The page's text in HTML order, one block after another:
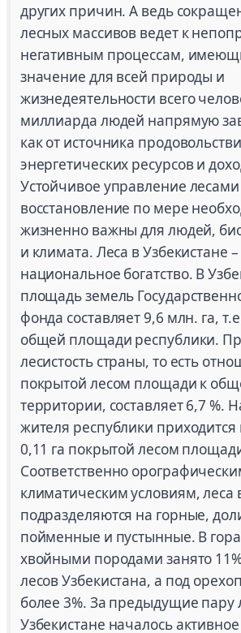
других причин. А ведь
лесных массивов ведет к
негативным процессам,
значение для всей природы и
жизнедеятельности всего
миллиарда людей напрямую
как от источника
энергетических ресурсов и
Устойчивое управление
восстановление по мере
жизненно важны для людей,
и климата. Леса в Узбекистане
национальное богатство. В
площадь земель
фонда составляет 9,6 млн. га,
общей площади республики.
лесистость страны, то есть
покрытой лесом площади к
территории, составляет 6,7 %.
жителя республики
0,11 га покрытой лесом
Соответственно
климатическим условиям, леса
подразделяются на горные,
пойменные и пустынные. В
хвойными породами занято
лесов Узбекистана, а под
более 3%. За предыдущие пару
Узбекистане началось активное